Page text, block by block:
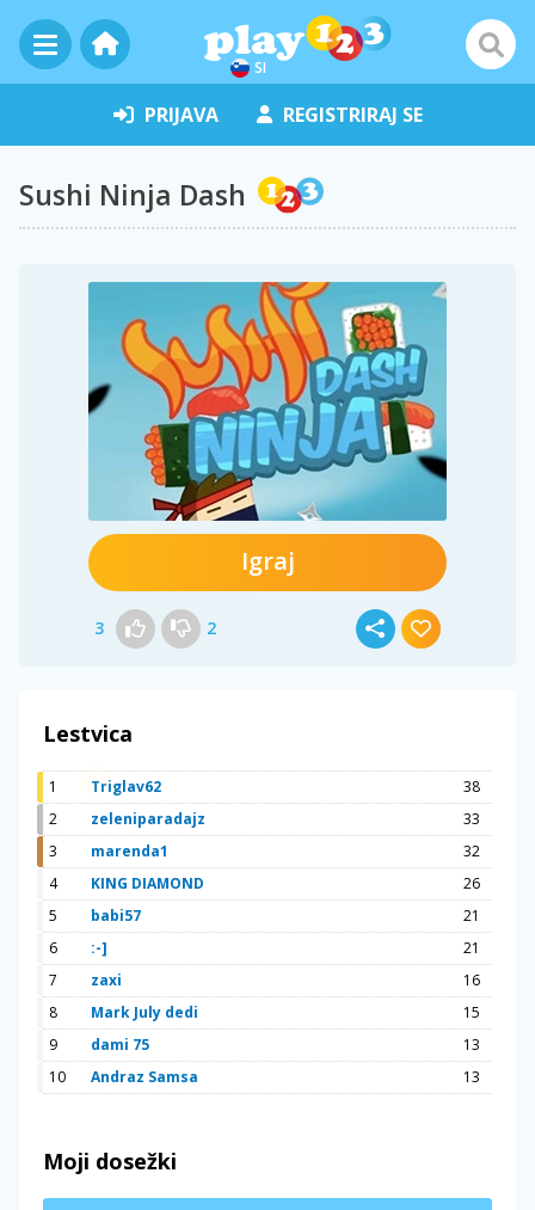
SI
PRIJAVA REGISTRIRAJ SE
Sushi Ninja Dash
Igraj
3 2
Lestvica
1 Triglav62
38
2
zeleniparadajz
33
3
marenda1
32
4
KING DIAMOND
26
5
babi57
21
6
:-]
21
7
zaxi
16
8
Mark July dedi
15
9
dami 75
13
10
Andraz Samsa 13
Moji dosežki